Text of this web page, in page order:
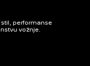
performanse
vožnje.